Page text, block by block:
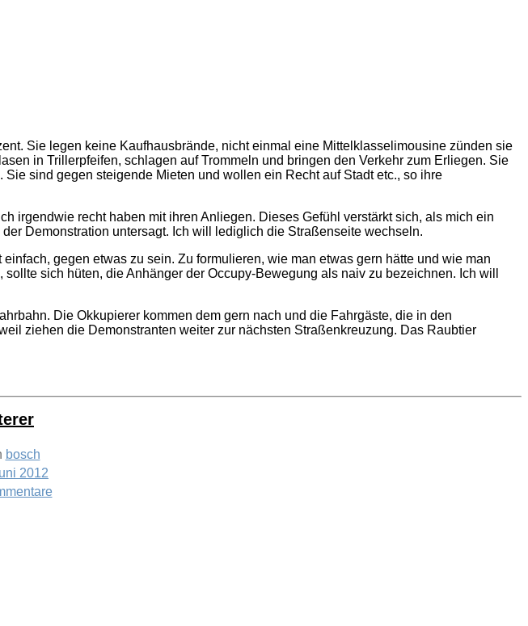
Sie legen keine Kaufhausbrände, nicht einmal eine Mittelklasselimousine zünden sie
in Trillerpfeifen, schlagen auf Trommeln und bringen den Verkehr zum Erliegen. Sie
sind gegen steigende Mieten und wollen ein Recht auf Stadt etc., so ihre
irgendwie recht haben mit ihren Anliegen. Dieses Gefühl verstärkt sich, als mich ein
Demonstration untersagt. Ich will lediglich die Straßenseite wechseln.
gegen etwas zu sein. Zu formulieren, wie man etwas gern hätte und wie man
sich hüten, die Anhänger der Occupy-Bewegung als naiv zu bezeichnen. Ich will
Die Okkupierer kommen dem gern nach und die Fahrgäste, die in den
ziehen die Demonstranten weiter zur nächsten Straßenkreuzung. Das Raubtier
bosch
2012
zu
Der